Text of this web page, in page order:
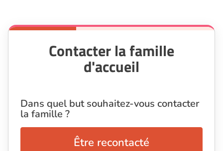
Contacter la famille
d'accueil
Dans quel but souhaitez-vous contacter
la famille ?
Être recontacté